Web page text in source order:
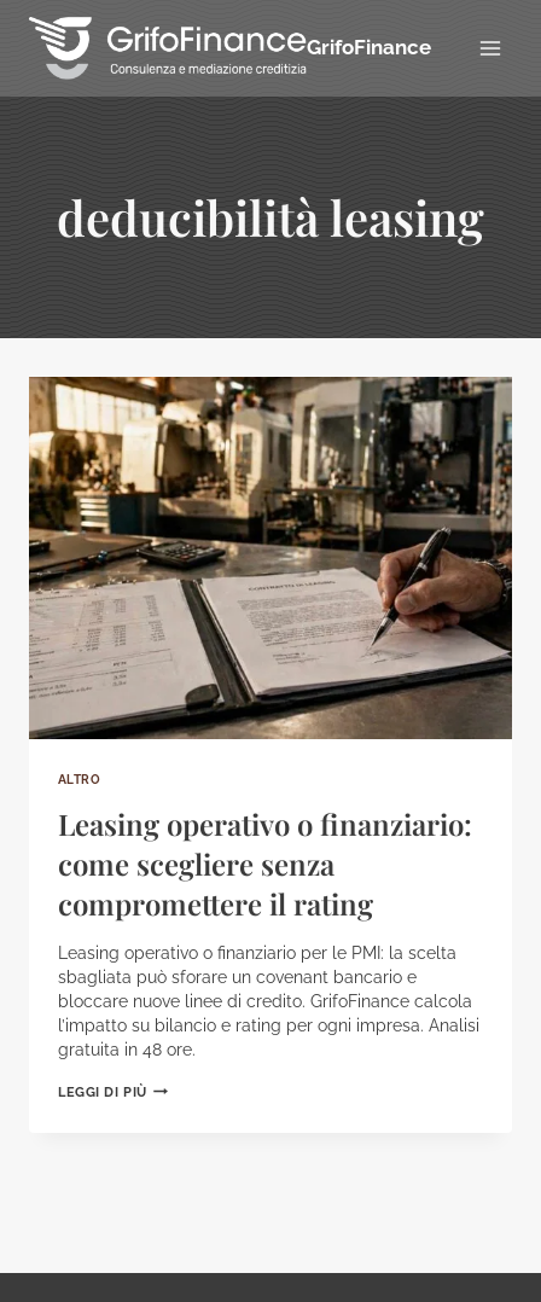
contenuto
GrifoFinance
deducibilità leasing
ALTRO
Leasing operativo o finanziario:
come scegliere senza
compromettere il rating
Leasing operativo o finanziario per le PMI: la scelta
sbagliata può sforare un covenant bancario e
bloccare nuove linee di credito. GrifoFinance calcola
l’impatto su bilancio e rating per ogni impresa. Analisi
gratuita in 48 ore.
LEGGI DI PIÙLEASING